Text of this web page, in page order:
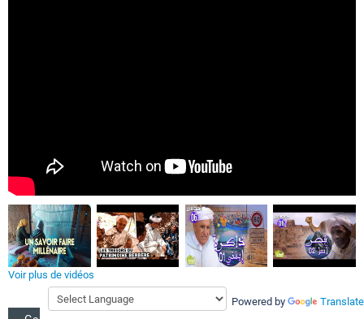
Voir plus de vidéos
Powered by Translate